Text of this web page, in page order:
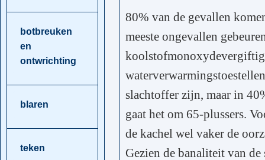
botbreuken
en
ontwrichting
blaren
teken
80% van de gevallen
meeste ongevallen
slachtoffer zijn, maar in
gaat het om 65-plussers.
de kachel wel vaker de
Gezien de banaliteit van